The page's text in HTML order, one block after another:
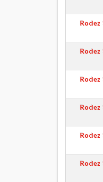
Rodez
Rodez
Rodez
Rodez
Rodez
Rodez